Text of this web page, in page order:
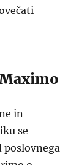
in
se